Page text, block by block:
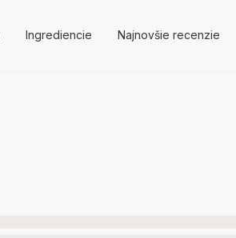
Ingrediencie Najnovšie recenzie